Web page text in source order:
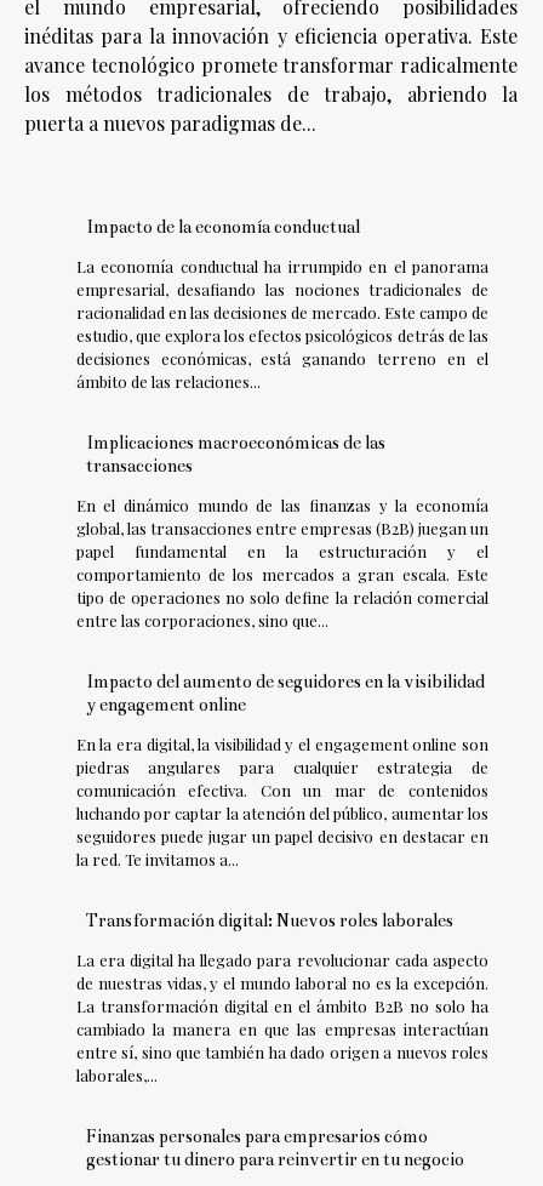
el mundo empresarial, ofreciendo posibilidades
inéditas para la innovación y eficiencia operativa. Este
avance tecnológico promete transformar radicalmente
los métodos tradicionales de trabajo, abriendo la
puerta a nuevos paradigmas de...
Impacto de la economía conductual
La economía conductual ha irrumpido en el panorama
empresarial, desafiando las nociones tradicionales de
racionalidad en las decisiones de mercado. Este campo de
estudio, que explora los efectos psicológicos detrás de las
decisiones económicas, está ganando terreno en el
ámbito de las relaciones...
Implicaciones macroeconómicas de las
transacciones
En el dinámico mundo de las finanzas y la economía
global, las transacciones entre empresas (B2B) juegan un
papel fundamental en la estructuración y el
comportamiento de los mercados a gran escala. Este
tipo de operaciones no solo define la relación comercial
entre las corporaciones, sino que...
Impacto del aumento de seguidores en la visibilidad
y engagement online
En la era digital, la visibilidad y el engagement online son
piedras angulares para cualquier estrategia de
comunicación efectiva. Con un mar de contenidos
luchando por captar la atención del público, aumentar los
seguidores puede jugar un papel decisivo en destacar en
la red. Te invitamos a...
Transformación digital: Nuevos roles laborales
La era digital ha llegado para revolucionar cada aspecto
de nuestras vidas, y el mundo laboral no es la excepción.
La transformación digital en el ámbito B2B no solo ha
cambiado la manera en que las empresas interactúan
entre sí, sino que también ha dado origen a nuevos roles
laborales,...
Finanzas personales para empresarios cómo
gestionar tu dinero para reinvertir en tu negocio